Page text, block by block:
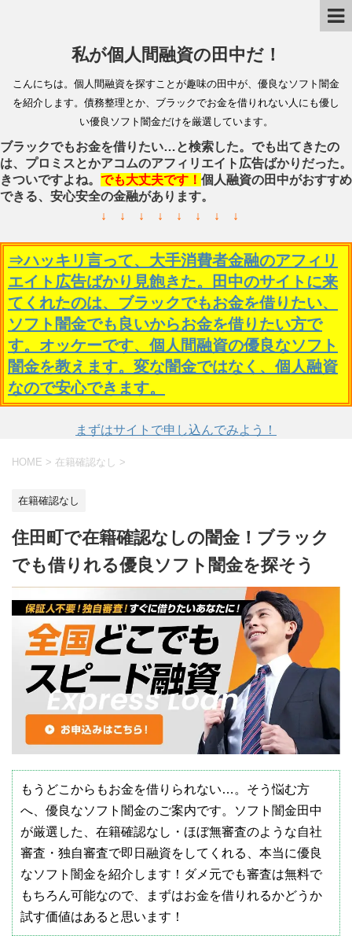
私が個人間融資の田中だ！
こんにちは。個人間融資を探すことが趣味の田中が、優良なソフト闇金
を紹介します。債務整理とか、ブラックでお金を借りれない人にも優し
い優良ソフト闇金だけを厳選しています。
ブラックでもお金を借りたい…と検索した。でも出てきたの
は、プロミスとかアコムのアフィリエイト広告ばかりだった。
きついですよね。 でも大丈夫です！ 個人融資の田中がおすすめ
できる、安心安全の金融があります。
↓ ↓ ↓ ↓ ↓ ↓ ↓ ↓
⇒ハッキリ言って、大手消費者金融のアフィリ
エイト広告ばかり見飽きた。田中のサイトに来
てくれたのは、ブラックでもお金を借りたい、
ソフト闇金でも良いからお金を借りたい方で
す。オッケーです、個人間融資の優良なソフト
闇金を教えます。変な闇金ではなく、個人融資
なので安心できます。
まずはサイトで申し込んでみよう！
HOME > 在籍確認なし >
在籍確認なし
住田町で在籍確認なしの闇金！ブラック
でも借りれる優良ソフト闇金を探そう
もうどこからもお金を借りられない…。そう悩む方
へ、優良なソフト闇金のご案内です。ソフト闇金田中
が厳選した、在籍確認なし・ほぼ無審査のような自社
審査・独自審査で即日融資をしてくれる、本当に優良
なソフト闇金を紹介します！ダメ元でも審査は無料で
もちろん可能なので、まずはお金を借りれるかどうか
試す価値はあると思います！